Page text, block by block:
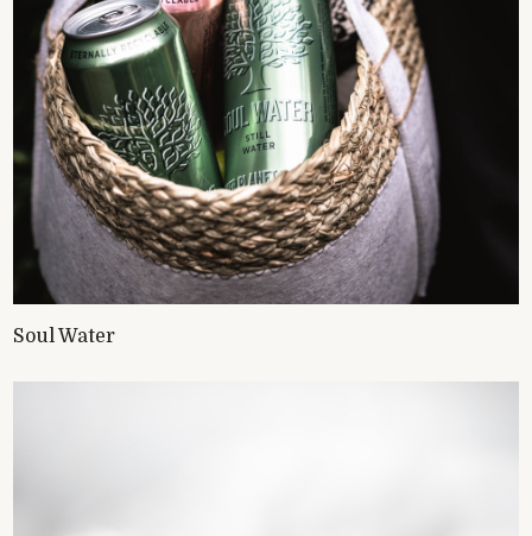
Soul Water